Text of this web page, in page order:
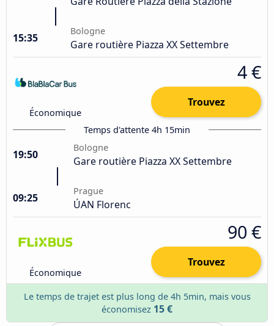
15:35
Bologne
Gare routière Piazza XX Settembre
Économique
4 €
Trouvez
Temps d'attente 4h 15min
19:50
Bologne
Gare routière Piazza XX Settembre
09:25
Prague
ÚAN Florenc
Économique
90 €
Trouvez
Le temps de trajet est plus long de 4h 5min, mais vous
économisez 15 €